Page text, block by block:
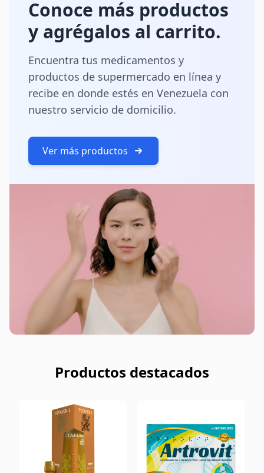
Conoce más productos
y agrégalos al carrito.
Encuentra tus medicamentos y
productos de supermercado en línea y
recibe en donde estés en Venezuela con
nuestro servicio de domicilio.
Ver más productos
Productos destacados